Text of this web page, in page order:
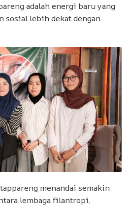
adalah energi baru yang
sosial lebih dekat dengan
menandai semakin
lembaga filantropi,